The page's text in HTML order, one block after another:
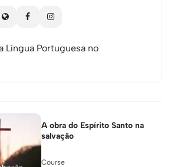
Língua Portuguesa no
A obra do Espírito Santo na
salvação
Course